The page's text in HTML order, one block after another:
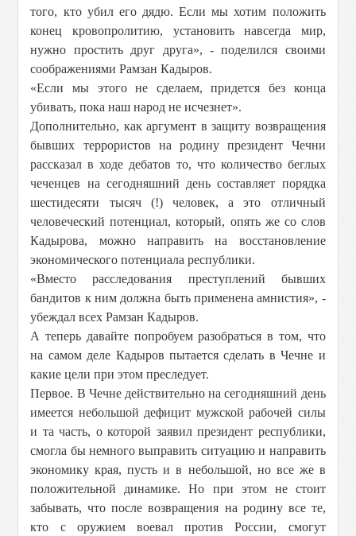
того, кто убил его дядю. Если мы хотим положить
конец кровопролитию, установить навсегда мир,
нужно простить друг друга», - поделился своими
соображениями Рамзан Кадыров.
«Если мы этого не сделаем, придется без конца
убивать, пока наш народ не исчезнет».
Дополнительно, как аргумент в защиту возвращения
бывших террористов на родину президент Чечни
рассказал в ходе дебатов то, что количество беглых
чеченцев на сегодняшний день составляет порядка
шестидесяти тысяч (!) человек, а это отличный
человеческий потенциал, который, опять же со слов
Кадырова, можно направить на восстановление
экономического потенциала республики.
«Вместо расследования преступлений бывших
бандитов к ним должна быть применена амнистия», -
убеждал всех Рамзан Кадыров.
А теперь давайте попробуем разобраться в том, что
на самом деле Кадыров пытается сделать в Чечне и
какие цели при этом преследует.
Первое. В Чечне действительно на сегодняшний день
имеется небольшой дефицит мужской рабочей силы
и та часть, о которой заявил президент республики,
смогла бы немного выправить ситуацию и направить
экономику края, пусть и в небольшой, но все же в
положительной динамике. Но при этом не стоит
забывать, что после возвращения на родину все те,
кто с оружием воевал против России, смогут